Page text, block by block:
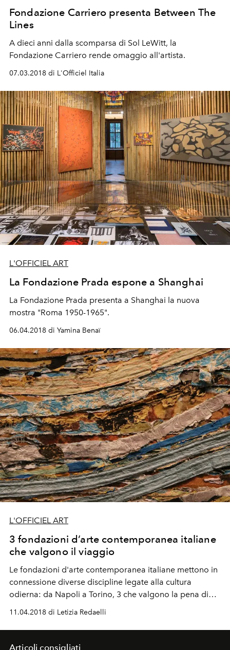
Fondazione Carriero presenta Between The
Lines
A dieci anni dalla scomparsa di Sol LeWitt, la
Fondazione Carriero rende omaggio all'artista.
07.03.2018 di L'Officiel Italia
L'OFFICIEL ART
La Fondazione Prada espone a Shanghai
La Fondazione Prada presenta a Shanghai la nuova
mostra "Roma 1950-1965".
06.04.2018 di Yamina Benaï
L'OFFICIEL ART
3 fondazioni d’arte contemporanea italiane
che valgono il viaggio
Le fondazioni d'arte contemporanea italiane mettono in
connessione diverse discipline legate alla cultura
odierna: da Napoli a Torino, 3 che valgono la pena di
essere viste.
11.04.2018 di Letizia Redaelli
Articoli consigliati